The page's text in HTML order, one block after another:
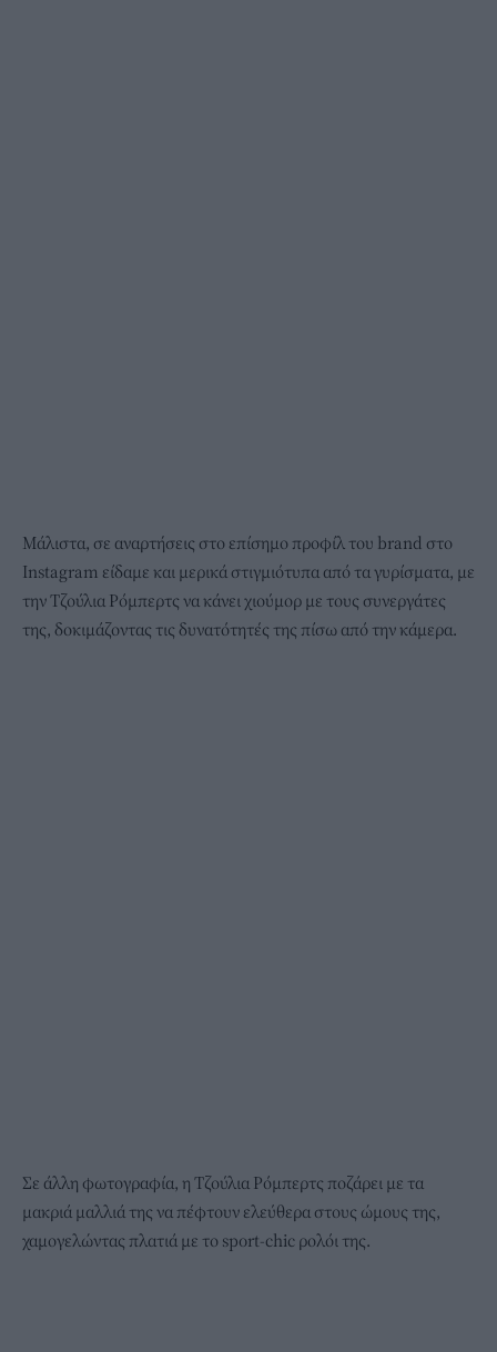
Μάλιστα, σε αναρτήσεις στο επίσημο προφίλ του brand στο
Instagram είδαμε και μερικά στιγμιότυπα από τα γυρίσματα, με
την Τζούλια Ρόμπερτς να κάνει χιούμορ με τους συνεργάτες
της, δοκιμάζοντας τις δυνατότητές της πίσω από την κάμερα.
Σε άλλη φωτογραφία, η Τζούλια Ρόμπερτς ποζάρει με τα
μακριά μαλλιά της να πέφτουν ελεύθερα στους ώμους της,
χαμογελώντας πλατιά με το sport-chic ρολόι της.